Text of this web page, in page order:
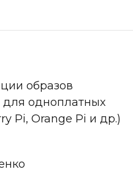
образов
одноплатных
Pi, Orange Pi и др.)